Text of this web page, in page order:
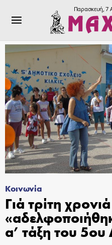
Παρασκευή, 7
Κοινωνία
Γιά τρίτη χρονιά
α’ τάξη του 5ου